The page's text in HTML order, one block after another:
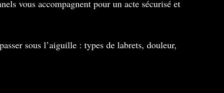
vous accompagnent pour un acte sécurisé et
sous l’aiguille : types de labrets, douleur,